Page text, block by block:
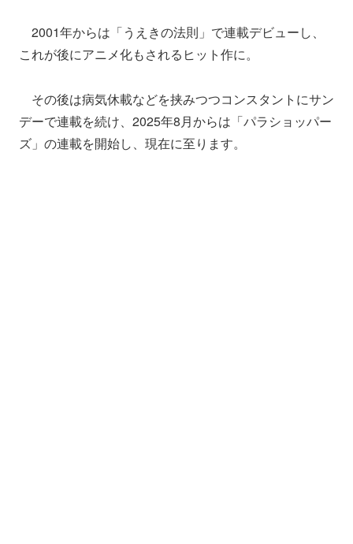
2001年からは「うえきの法則」で連載デビューし、
これが後にアニメ化もされるヒット作に。
その後は病気休載などを挟みつつコンスタントにサン
デーで連載を続け、2025年8月からは「パラショッパー
ズ」の連載を開始し、現在に至ります。